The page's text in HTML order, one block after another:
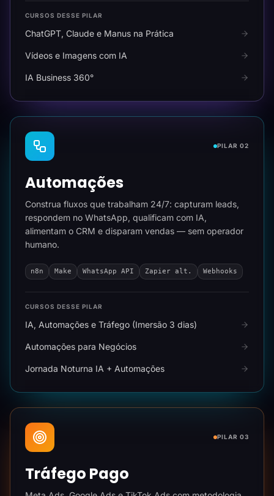
CURSOS DESSE PILAR
ChatGPT, Claude e Manus na Prática
Vídeos e Imagens com IA
IA Business 360°
PILAR 02
Automações
Construa fluxos que trabalham 24/7: capturam leads,
respondem no WhatsApp, qualificam com IA,
alimentam o CRM e disparam vendas — sem operador
humano.
n8n Make WhatsApp API Zapier alt. Webhooks
CURSOS DESSE PILAR
IA, Automações e Tráfego (Imersão 3 dias)
Automações para Negócios
Jornada Noturna IA + Automações
PILAR 03
Tráfego Pago